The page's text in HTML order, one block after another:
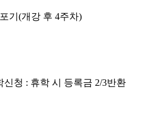
기(개강 후 4주차)
청 : 휴학 시 등록금 2/3반환